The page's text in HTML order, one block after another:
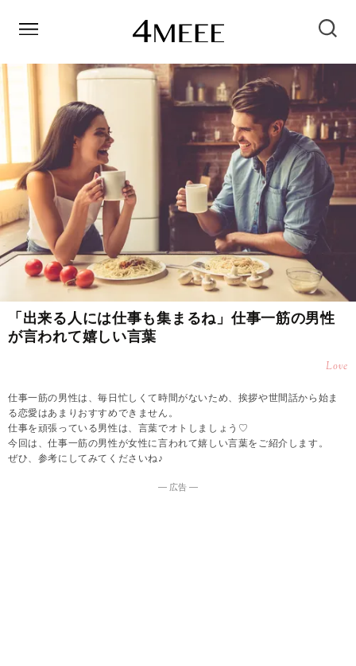
「出来る人には仕事も集まるね」仕事一筋の男性
が言われて嬉しい言葉
Love
仕事一筋の男性は、毎日忙しくて時間がないため、挨拶や世間話から始ま
る恋愛はあまりおすすめできません。
仕事を頑張っている男性は、言葉でオトしましょう♡
今回は、仕事一筋の男性が女性に言われて嬉しい言葉をご紹介します。
ぜひ、参考にしてみてくださいね♪
― 広告 ―